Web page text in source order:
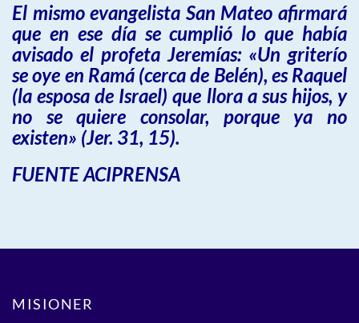
El mismo evangelista San Mateo afirmará
que en ese día se cumplió lo que había
avisado el profeta Jeremías: «Un griterío
se oye en Ramá (cerca de Belén), es Raquel
(la esposa de Israel) que llora a sus hijos, y
no se quiere consolar, porque ya no
existen» (Jer. 31, 15).
FUENTE ACIPRENSA
MISIONER